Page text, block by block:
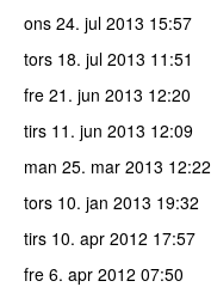
ons 24. jul 2013 15:57
tors 18. jul 2013 11:51
fre 21. jun 2013 12:20
tirs 11. jun 2013 12:09
man 25. mar 2013 12:22
tors 10. jan 2013 19:32
tirs 10. apr 2012 17:57
fre 6. apr 2012 07:50